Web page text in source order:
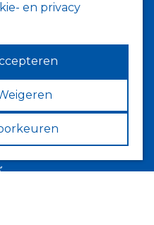
ons
en privacy